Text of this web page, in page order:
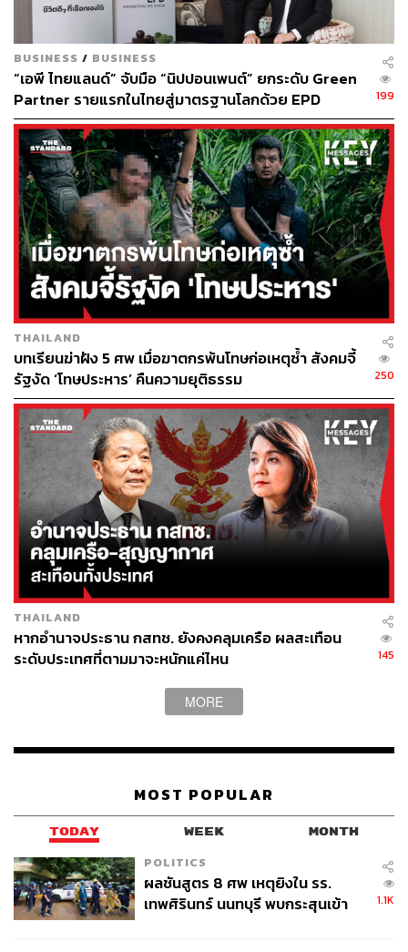
2016
เพิ่มเป้าหมายด้านสภาพอากาศของแต่ละประเทศ เพื่อ
ไปสู่จุดหมายใหญ่ของข้อตกลงปารีส
ภายในสิ้นปีหน้า ประเทศต่างๆ จำเป็นต้องเพิ่มเป้าหมายด้าน
สภาพอากาศสำหรับปี 2030 โดยปัจจุบันโลกยังอยู่ในเส้น
ทางการเพิ่มขึ้นของอุณหภูมิระหว่าง 2.5-2.7 องศาเซลเซียส
ภายในปี 2050 ซึ่งยังห่างไกลจากเป้าหมายของความตกลง
ปารีสปี 2015 ซึ่งกำหนดเป้าหมายจำกัดการเพิ่มขึ้นของ
อุณหภูมิไม่ให้เกิน 2 องศาเซลเซียสเป็นอย่างน้อย หรือเป้า
หมายในอุดมคติที่ 1.5 องศาเซลเซียส เมื่อเทียบกับยุคก่อน
ปฏิวัติอุตสาหกรรม
ภาพ:Jeff J Mitchell / Getty Images
อ้างอิง:
https://www.ft.com/content/3781134d-5567-4eaf-a12
2-b2595246d4ac
TAGS: Climate Change ภาวะโลกร้อน
Key Messages
จับตาประชุมโลกร้อน COP26
สิ่งแวดล้อม
ABOUT THE AUTHOR
บรรณาธิการข่าวต่างประเทศ สำนักข่าว THE
STANDARD
BUSINESS / BUSINESS
“เอพี ไทยแลนด์” จับมือ “นิปปอนเพนต์” ยกระดับ Green
Partner รายแรกในไทยสู่มาตรฐานโลกด้วย EPD
International พร้อมชูแนวคิด Global Standards for
Global Sustainable Living ส่งมอบบ้านคุณภาพ ลด
ผลกระทบต่อสิ่งแวดล้อม พร้อมปั้นนักออกแบบที่ใส่ใจโลก
199
THAILAND
บทเรียนฆ่าฝัง 5 ศพ เมื่อฆาตกรพ้นโทษก่อเหตุซ้ำ สังคมจี้
รัฐงัด ‘โทษประหาร’ คืนความยุติธรรม
250
THAILAND
หากอำนาจประธาน กสทช. ยังคงคลุมเครือ ผลสะเทือน
ระดับประเทศที่ตามมาจะหนักแค่ไหน
145
MORE
MOST POPULAR
TODAY WEEK MONTH
POLITICS
ผลชันสูตร 8 ศพ เหตุยิงใน รร.
เทพศิรินทร์ นนทบุรี พบกระสุนเข้า
1.1K